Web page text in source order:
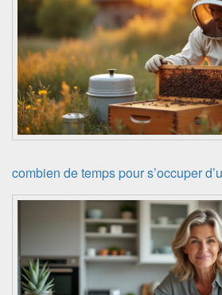
combien de temps pour s’occuper